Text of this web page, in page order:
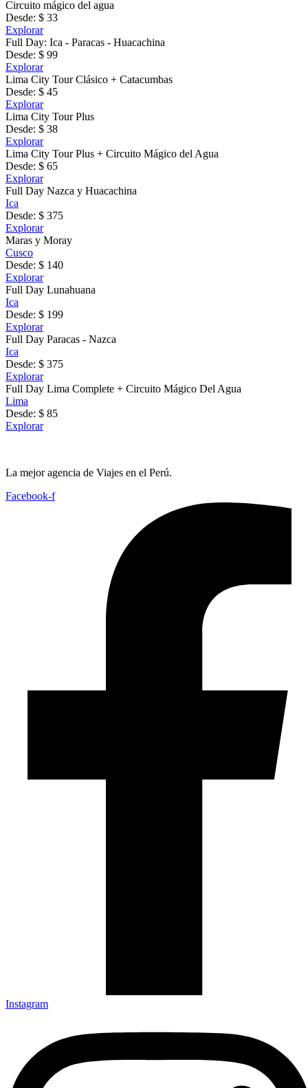
Circuito mágico del agua
Desde: $ 33
Explorar
Full Day: Ica - Paracas - Huacachina
Desde: $ 99
Explorar
Lima City Tour Clásico + Catacumbas
Desde: $ 45
Explorar
Lima City Tour Plus
Desde: $ 38
Explorar
Lima City Tour Plus + Circuito Mágico del Agua
Desde: $ 65
Explorar
Full Day Nazca y Huacachina
Ica
Desde: $ 375
Explorar
Maras y Moray
Cusco
Desde: $ 140
Explorar
Full Day Lunahuana
Ica
Desde: $ 199
Explorar
Full Day Paracas - Nazca
Ica
Desde: $ 375
Explorar
Full Day Lima Complete + Circuito Mágico Del Agua
Lima
Desde: $ 85
Explorar
La mejor agencia de Viajes en el Perú.
Facebook-f
Instagram